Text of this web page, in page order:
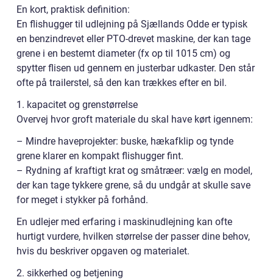
En kort, praktisk definition:
En flishugger til udlejning på Sjællands Odde er typisk
en benzindrevet eller PTO-drevet maskine, der kan tage
grene i en bestemt diameter (fx op til 1015 cm) og
spytter flisen ud gennem en justerbar udkaster. Den står
ofte på trailerstel, så den kan trækkes efter en bil.
1. kapacitet og grenstørrelse
Overvej hvor groft materiale du skal have kørt igennem:
– Mindre haveprojekter: buske, hækafklip og tynde
grene klarer en kompakt flishugger fint.
– Rydning af kraftigt krat og småtræer: vælg en model,
der kan tage tykkere grene, så du undgår at skulle save
for meget i stykker på forhånd.
En udlejer med erfaring i maskinudlejning kan ofte
hurtigt vurdere, hvilken størrelse der passer dine behov,
hvis du beskriver opgaven og materialet.
2. sikkerhed og betjening